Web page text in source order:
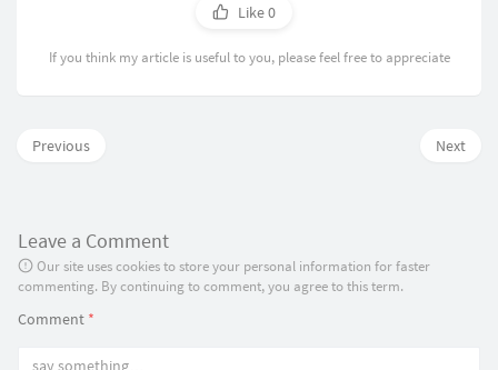
Like0
If you think my article is useful to you, please feel free to appreciate
Next
Previous
Leave a Comment
Our site uses cookies to store your personal information for faster
commenting. By continuing to comment, you agree to this term.
Comment *